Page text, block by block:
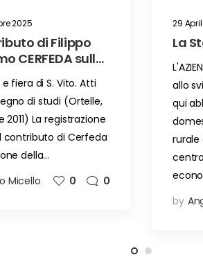
2025
di Filippo
CERFEDA sulla
di San Vito in
fiera di S. Vito. Atti
di studi (Ortelle,
2011) La registrazione
contributo di Cerfeda
della…
Micello 0 0
29
La
allo
qui
rurale
by